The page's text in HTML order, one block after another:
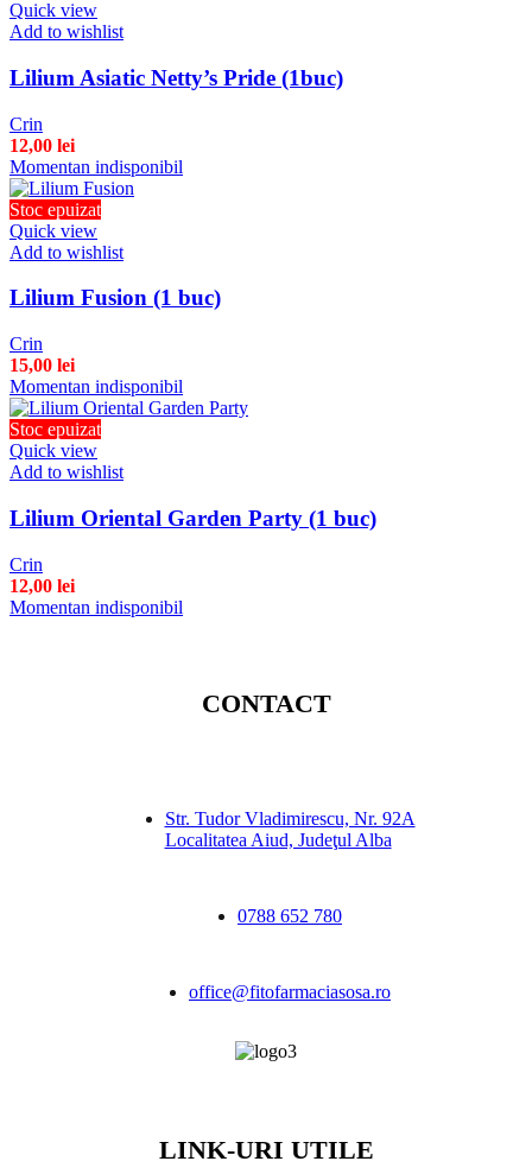
Quick view
Add to wishlist
Lilium Asiatic Netty’s Pride (1buc)
Crin
12,00 lei
Momentan indisponibil
Stoc epuizat
Quick view
Add to wishlist
Lilium Fusion (1 buc)
Crin
15,00 lei
Momentan indisponibil
Stoc epuizat
Quick view
Add to wishlist
Lilium Oriental Garden Party (1 buc)
Crin
12,00 lei
Momentan indisponibil
CONTACT
Str. Tudor Vladimirescu, Nr. 92A
Localitatea Aiud, Judeţul Alba
0788 652 780
office@fitofarmaciasosa.ro
LINK-URI UTILE